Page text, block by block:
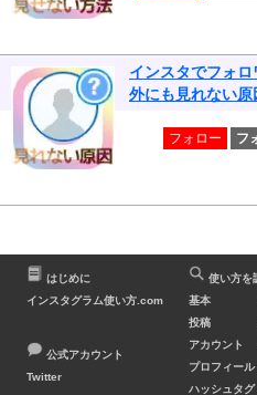
インスタでフォ
外にも見れない
フォロー フ
はじめに
インスタグラム使い方.com
公式アカウント
Twitter
使い方を
基本
投稿
アカウント
プロフィール
ハッシュタグ